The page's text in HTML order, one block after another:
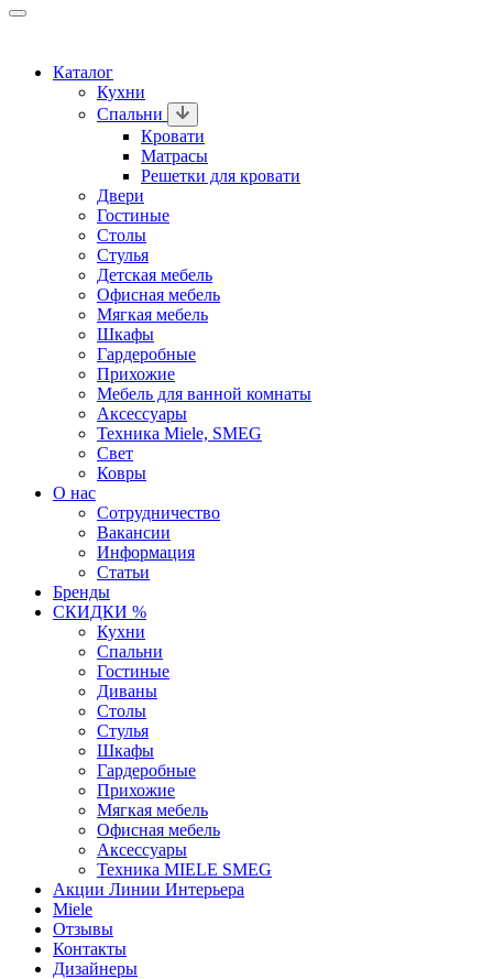
Каталог
Кухни
Спальни
Кровати
Матрасы
Решетки для кровати
Двери
Гостиные
Столы
Стулья
Детская мебель
Офисная мебель
Мягкая мебель
Шкафы
Гардеробные
Прихожие
Мебель для ванной комнаты
Аксессуары
Техника Miele, SMEG
Свет
Ковры
О нас
Сотрудничество
Вакансии
Информация
Статьи
Бренды
СКИДКИ %
Кухни
Спальни
Гостиные
Диваны
Столы
Стулья
Шкафы
Гардеробные
Прихожие
Мягкая мебель
Офисная мебель
Аксессуары
Техника MIELE SMEG
Акции Линии Интерьера
Miele
Отзывы
Контакты
Дизайнеры